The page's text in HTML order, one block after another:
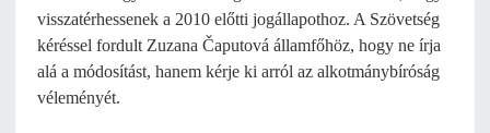
visszatérhessenek a 2010 előtti jogállapothoz. A Szövetség
kéréssel fordult Zuzana Čaputová államfőhöz, hogy ne írja
alá a módosítást, hanem kérje ki arról az alkotmánybíróság
véleményét.